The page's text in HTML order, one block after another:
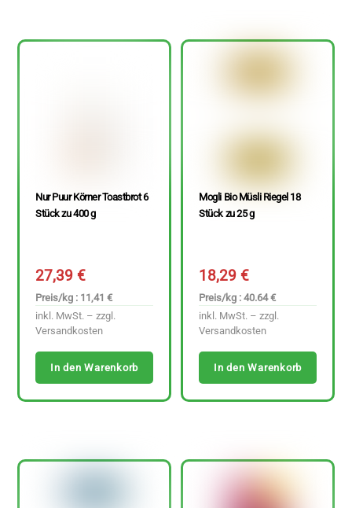
Nur Puur Körner Toastbrot 6
Stück zu 400 g
27,39€
Preis/kg : 11,41 €
inkl. MwSt. – zzgl.
Versandkosten
In den Warenkorb
Mogli Bio Müsli Riegel 18
Stück zu 25 g
18,29€
Preis/kg : 40.64 €
inkl. MwSt. – zzgl.
Versandkosten
In den Warenkorb